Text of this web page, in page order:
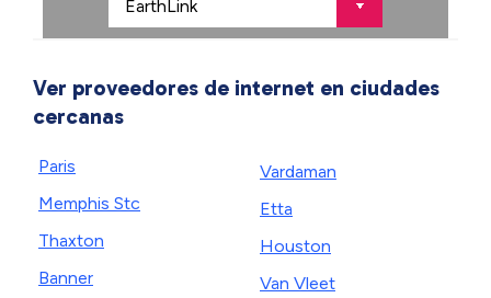
Ver proveedores de internet en ciudades
cercanas
Paris
Memphis Stc
Thaxton
Banner
Vardaman
Etta
Houston
Van Vleet